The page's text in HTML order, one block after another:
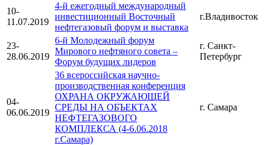
10-
11.07.2019
4-й ежегодный международный
инвестиционный Восточный
нефтегазовый форум и выставка
г.Владивосток
23-
28.06.2019
6-й Молодежный форум
Мирового нефтяного совета –
Форум будущих лидеров
г. Санкт-
Петербург
04-
06.06.2019
36 всероссийская научно-
производственная конференция
ОХРАНА ОКРУЖАЮЩЕЙ
СРЕДЫ НА ОБЪЕКТАХ
НЕФТЕГАЗОВОГО
КОМПЛЕКСА (4-6.06.2018
г.Самара)
г. Самара